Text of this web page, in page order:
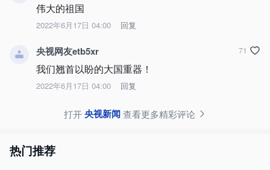
伟大的祖国
2022年6月17日 04:00 回复
央视网友etb5xr
我们翘首以盼的大国重器！
2022年6月17日 04:00 回复
71
打开央视新闻查看更多精彩评论
热门推荐